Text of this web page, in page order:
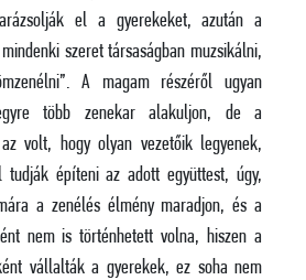
el a gyerekeket, azután a
szeret társaságban muzsikálni,
A magam részéről ugyan
több zenekar alakuljon, de a
volt, hogy olyan vezetőik legyenek,
tudják építeni az adott együttest, úgy,
a zenélés élmény maradjon, és a
nem is történhetett volna, hiszen a
vállalták a gyerekek, ez soha nem